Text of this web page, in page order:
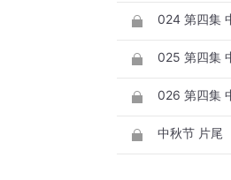
024 第四集
025 第四集
026 第四集
中秋节 片尾